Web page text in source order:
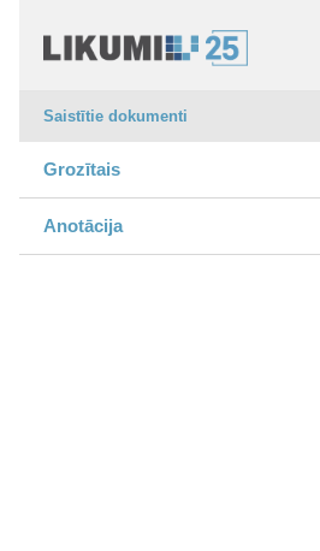
Saistītie dokumenti
Grozītais
Anotācija